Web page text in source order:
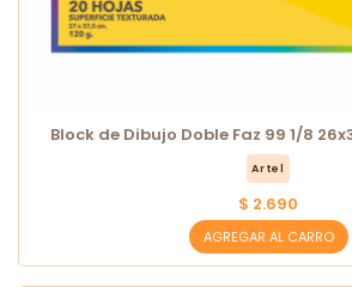
Block de Dibujo Doble Faz 99 1/8
Artel
$ 2.690
AGREGAR AL CARRO